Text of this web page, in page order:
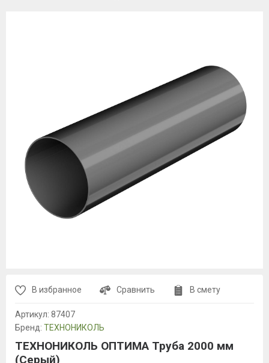
В избранное Сравнить В смету
Артикул: 87407
Бренд: ТЕХНОНИКОЛЬ
ТЕХНОНИКОЛЬ ОПТИМА Труба 2000 мм
(Серый)